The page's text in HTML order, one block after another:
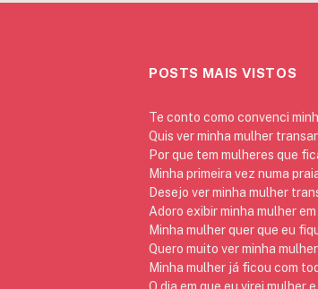
POSTS MAIS VISTOS
Te conto como convenci
Quis ver minha mulher
Por que tem mulheres que
Minha primeira vez numa
Desejo ver minha mulher
Adoro exibir minha mulher
Minha mulher quer que eu
Quero muito ver minha
Minha mulher já ficou com
O dia em que eu virei mulher